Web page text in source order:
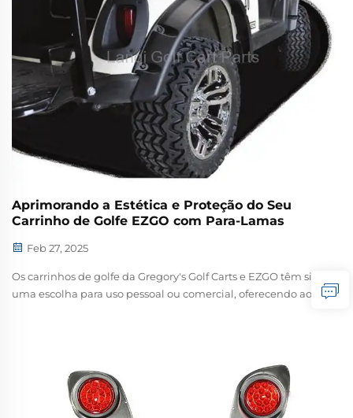
Aprimorando a Estética e Proteção do Seu
Carrinho de Golfe EZGO com Para-Lamas
Feb 27, 2025
Os carrinhos de golfe da Gregory's Golf Carts e EZGO têm sido
uma escolha para uso pessoal ou comercial, oferecendo aos